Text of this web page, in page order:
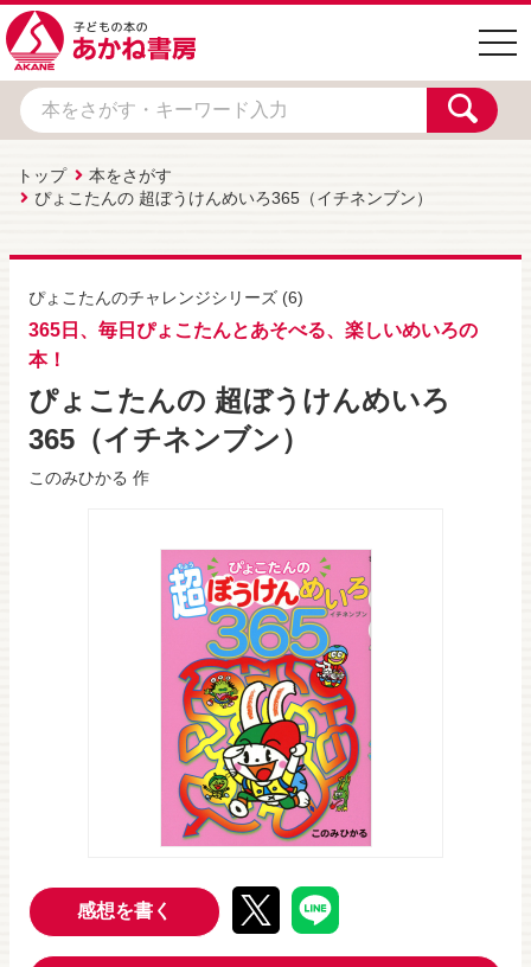
トップ
本をさがす
ぴょこたんの 超ぼうけんめいろ365（イチネンブン）
ぴょこたんのチャレンジシリーズ (6)
365日、毎日ぴょこたんとあそべる、楽しいめいろの
本！
ぴょこたんの 超ぼうけんめいろ
365（イチネンブン）
このみひかる 作
感想を書く